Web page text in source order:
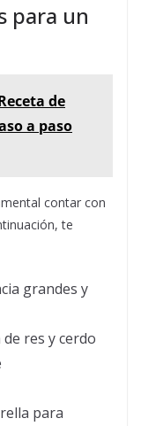
para un
de
a paso
contar con
te
grandes y
de res y cerdo
para